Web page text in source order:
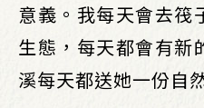
意義。我每天會去筏
生態，每天都會有新
溪每天都送她一份自